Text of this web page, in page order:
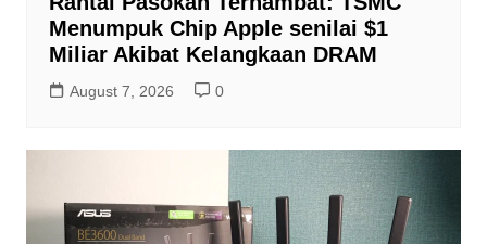
Menumpuk Chip Apple senilai $1
Miliar Akibat Kelangkaan DRAM
August 7, 2026 0